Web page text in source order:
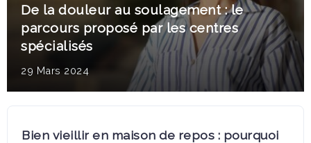
De la douleur au soulagement : le
parcours proposé par les centres
spécialisés
29 Mars 2024
Bien vieillir en maison de repos : pourquoi